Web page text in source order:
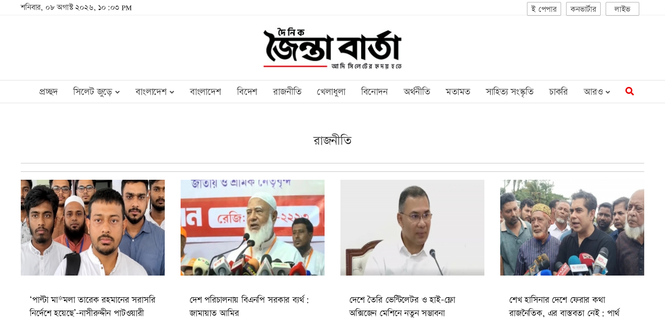
শনিবার, ০৮ অগাস্ট ২০২৬, ১০:০৩ PM ই পেপার কনভার্টার লাইভ
প্রচ্ছদ সিলেট জুড়ে বাংলাদেশ বাংলাদেশ বিদেশ রাজনীতি খেলাধুলা বিনোদন অর্থনীতি মতামত সাহিত্য সংস্কৃতি চাকরি আরও
রাজনীতি
‘পাল্টা মা*মলা তারেক রহমানের সরাসরি
নির্দেশে হয়েছে’-নাসীরুদ্দীন পাটওয়ারী
দেশ পরিচালনায় বিএনপি সরকার ব্যর্থ:
জামায়াত আমির
দেশে তৈরি ভেন্টিলেটর ও হাই-ফ্লো
অক্সিজেন মেশিনে নতুন সম্ভাবনা
শেখ হাসিনার দেশে ফেরার কথা
রাজনৈতিক, এর বাস্তবতা নেই: পার্থ